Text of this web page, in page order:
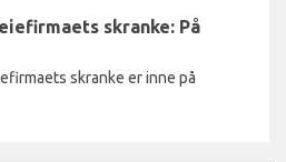
skranke: På
skranke er inne på